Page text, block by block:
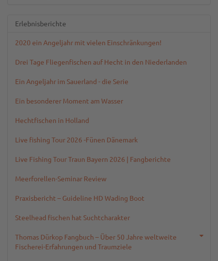
Erlebnisberichte
2020 ein Angeljahr mit vielen Einschränkungen!
Drei Tage Fliegenfischen auf Hecht in den Niederlanden
Ein Angeljahr im Sauerland - die Serie
Ein besonderer Moment am Wasser
Hechtfischen in Holland
Live fishing Tour 2026 -Fünen Dänemark
Live Fishing Tour Traun Bayern 2026 | Fangberichte
Meerforellen-Seminar Review
Praxisbericht – Guideline HD Wading Boot
Steelhead fischen hat Suchtcharakter
Thomas Dürkop Fangbuch – Über 50 Jahre weltweite
Fischerei-Erfahrungen und Traumziele